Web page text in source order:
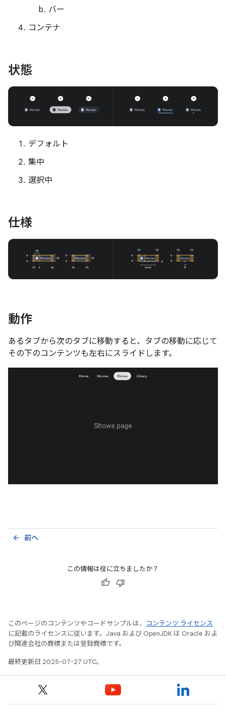
バー
コンテナ
状態
デフォルト
集中
選択中
仕様
動作
あるタブから次のタブに移動すると、タブの移動に応じて
その下のコンテンツも左右にスライドします。
前へ
arrow_back
この情報は役に立ちましたか？
このページのコンテンツやコードサンプルは、
コンテンツ ライセンス
に記載のライセンスに従います。Java および OpenJDK は Oracle およ
び関連会社の商標または登録商標です。
最終更新日 2025-07-27 UTC。